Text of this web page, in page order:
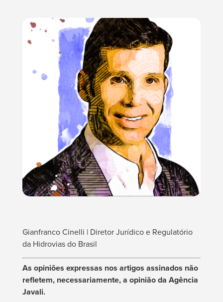
Gianfranco Cinelli | Diretor Jurídico e Regulatório
da Hidrovias do Brasil
As opiniões expressas nos artigos assinados não
refletem, necessariamente, a opinião da Agência
Javali.